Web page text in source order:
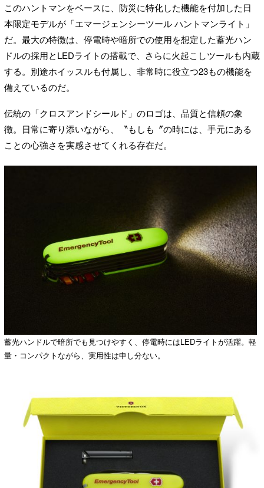
このハントマンをベースに、防災に特化した機能を付加した日
本限定モデルが「エマージェンシーツール ハントマンライト」
だ。最大の特徴は、停電時や暗所での使用を想定した蓄光ハン
ドルの採用とLEDライトの搭載で、さらに火起こしツールも内蔵
する。別途ホイッスルも付属し、非常時に役立つ23もの機能を
備えているのだ。
伝統の「クロスアンドシールド」のロゴは、品質と信頼の象
徴。日常に寄り添いながら、〝もしも〞の時には、手元にある
ことの心強さを実感させてくれる存在だ。
蓄光ハンドルで暗所でも見つけやすく、停電時にはLEDライトが活躍。軽
量・コンパクトながら、実用性は申し分ない。